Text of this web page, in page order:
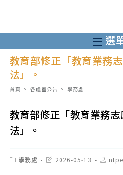
至
主
要
選
教育部修正「教育業務
法」。
首頁 > 各處室公告 > 學務處
教育部修正「教育業務
法」。
Post學務處
Post2026-05-13
Post
author: